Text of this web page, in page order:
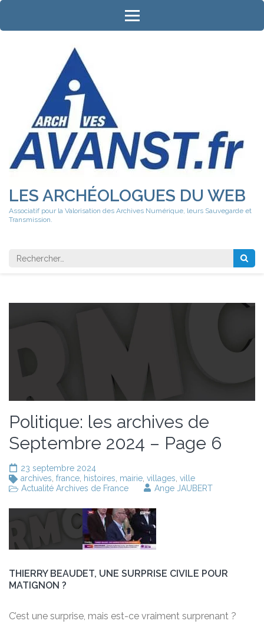
Aller
contenu
LES ARCHÉOLOGUES DU WEB
Associatif pour la Valorisation des Archives Numérique, leurs Sauvegarde et
Transmission.
Rechercher
Politique: les archives de
Septembre 2024 – Page 6
23 septembre 2024
archives france histoires mairie villages ville
Actualité Archives de France
Ange JAUBERT
THIERRY BEAUDET, UNE SURPRISE CIVILE POUR
MATIGNON ?
C’est une surprise, mais est-ce vraiment surprenant ?